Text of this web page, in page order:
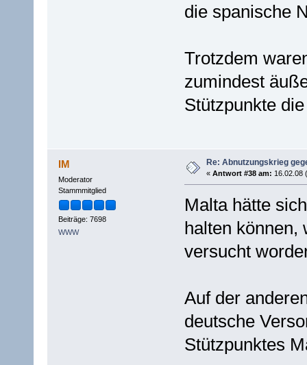
die spanische
Trotzdem
zumindest
Stützpunkte
IM
Moderator
Stammmitglied
Beiträge: 7698
WWW
Re: Abnutzungskrieg
« Antwort #38 am: 16.02.08
Malta hätte
halten können,
versucht
Auf der
deutsche
Stützpunktes